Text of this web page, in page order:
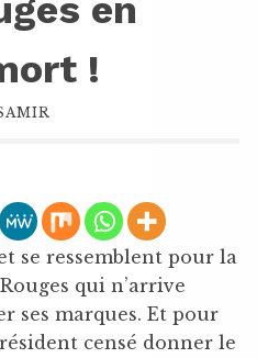
en
!
se ressemblent pour la
qui n’arrive
ses marques. Et pour
censé donner le